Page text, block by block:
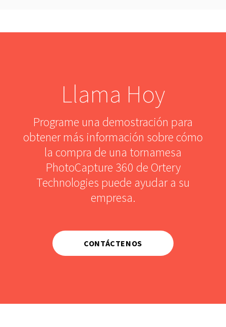
Llama Hoy
Programe una demostración para
obtener más información sobre cómo
la compra de una tornamesa
PhotoCapture 360 de Ortery
Technologies puede ayudar a su
empresa.
CONTÁCTENOS